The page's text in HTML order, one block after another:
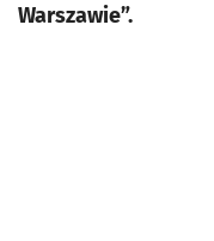
Warszawie”.